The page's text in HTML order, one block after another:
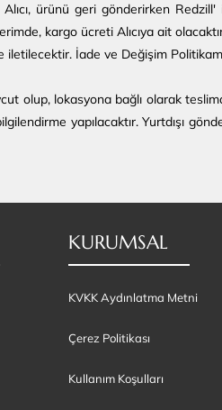
ürünü geri gönderirken
kargo ücreti Alıcıya ait
İade ve Değişim
olup, lokasyona bağlı olarak
yapılacaktır.Yurtdışı
KURUMSAL
KVKK Aydınlatma Metni
Çerez Politikası
Kullanım Koşulları